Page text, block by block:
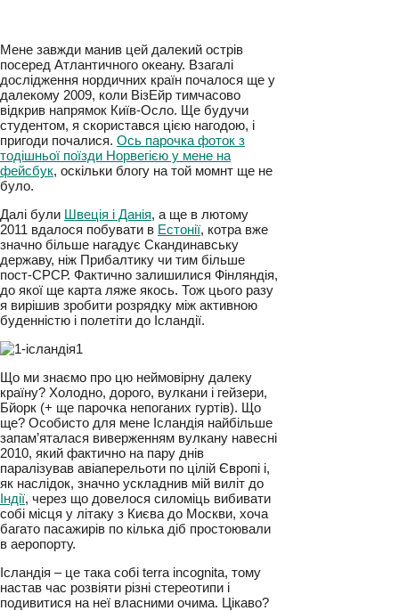
Мене завжди манив цей далекий острів
посеред Атлантичного океану. Взагалі
дослідження нордичних країн почалося ще у
далекому 2009, коли ВізЕйр тимчасово
відкрив напрямок Київ-Осло. Ще будучи
студентом, я скористався цією нагодою, і
пригоди почалися. Ось парочка фоток з
тодішньої поїзди Норвегією у мене на
фейсбук, оскільки блогу на той момнт ще не
було.
Далі були Швеція і Данія, а ще в лютому
2011 вдалося побувати в Естонії, котра вже
значно більше нагадує Скандинавську
державу, ніж Прибалтику чи тим більше
пост-СРСР. Фактично залишилися Фінляндія,
до якої ще карта ляже якось. Тож цього разу
я вирішив зробити розрядку між активною
буденністю і полетіти до Ісландії.
Що ми знаємо про цю неймовірну далеку
країну? Холодно, дорого, вулкани і гейзери,
Бйорк (+ ще парочка непоганих гуртів). Що
ще? Особисто для мене Ісландія найбільше
запам’яталася виверженням вулкану навесні
2010, який фактично на пару днів
паралізував авіаперельоти по цілій Європі і,
як наслідок, значно ускладнив мій виліт до
Індії, через що довелося силоміць вибивати
собі місця у літаку з Києва до Москви, хоча
багато пасажирів по кілька діб простоювали
в аеропорту.
Ісландія – це така собі terra incognita, тому
настав час розвіяти різні стереотипи і
подивитися на неї власними очима. Цікаво?